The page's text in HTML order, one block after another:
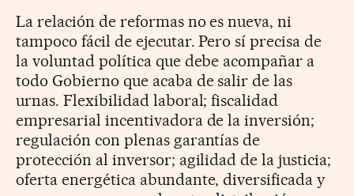
La relación de reformas no es nueva, ni
tampoco fácil de ejecutar. Pero sí precisa de
la voluntad política que debe acompañar a
todo Gobierno que acaba de salir de las
urnas. Flexibilidad laboral; fiscalidad
empresarial incentivadora de la inversión;
regulación con plenas garantías de
protección al inversor; agilidad de la justicia;
oferta energética abundante, diversificada y